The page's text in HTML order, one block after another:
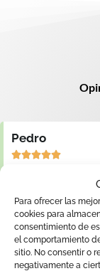
Para ofrecer las
cookies para
consentimiento de
el comportamiento
sitio. No consentir o
negativamente a
Ana

Al poco tiempo de
trámite de
título extranjero
había finalizado.
servicio más que
excelente.